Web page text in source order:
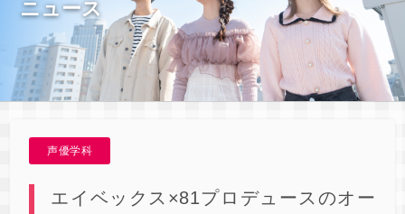
ニュース
声優学科
エイベックス×81プロデュースのオー